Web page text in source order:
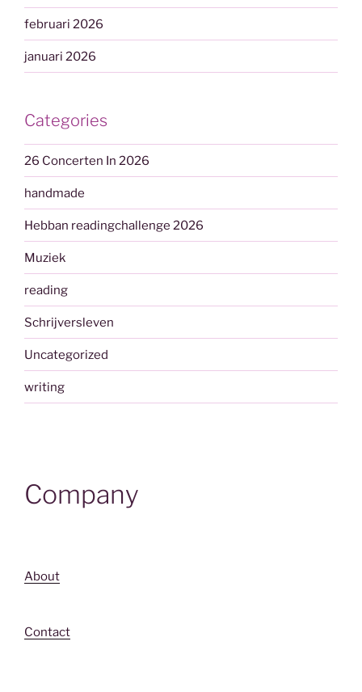
februari 2026
januari 2026
Categories
26 Concerten In 2026
handmade
Hebban readingchallenge 2026
Muziek
reading
Schrijversleven
Uncategorized
writing
Company
About
Contact